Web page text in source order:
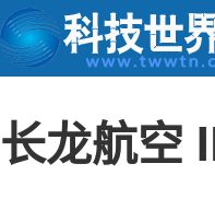
长龙航空